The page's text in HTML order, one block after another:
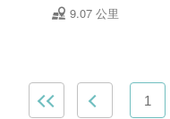
9.07 公里
1